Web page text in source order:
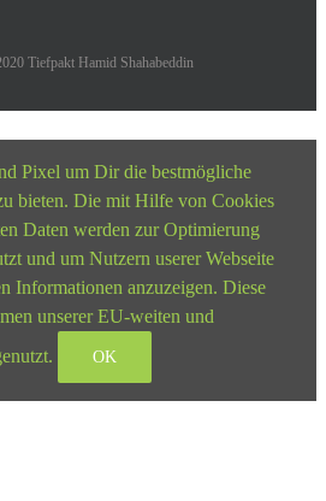
Tiefpakt Hamid Shahabeddin
Pixel um Dir die bestmögliche
bieten. Die mit Hilfe von Cookies
Daten werden zur Optimierung
und um Nutzern userer Webseite
Informationen anzuzeigen. Diese
unserer EU-weiten und
OK